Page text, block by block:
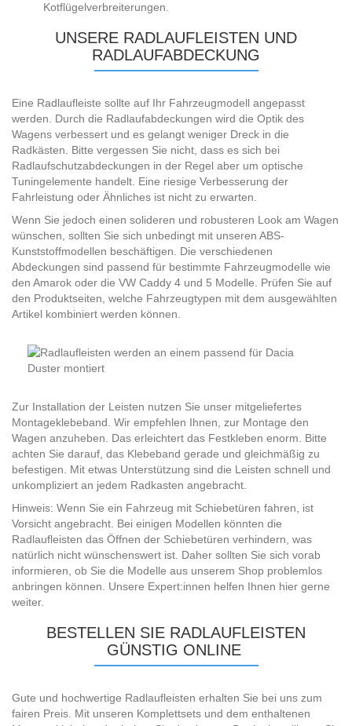
Kotflügelverbreiterungen.
UNSERE RADLAUFLEISTEN UND
RADLAUFABDECKUNG
Eine Radlaufleiste sollte auf Ihr Fahrzeugmodell angepasst
werden. Durch die Radlaufabdeckungen wird die Optik des
Wagens verbessert und es gelangt weniger Dreck in die
Radkästen. Bitte vergessen Sie nicht, dass es sich bei
Radlaufschutzabdeckungen in der Regel aber um optische
Tuningelemente handelt. Eine riesige Verbesserung der
Fahrleistung oder Ähnliches ist nicht zu erwarten.
Wenn Sie jedoch einen solideren und robusteren Look am Wagen
wünschen, sollten Sie sich unbedingt mit unseren ABS-
Kunststoffmodellen beschäftigen. Die verschiedenen
Abdeckungen sind passend für bestimmte Fahrzeugmodelle wie
den Amarok oder die VW Caddy 4 und 5 Modelle. Prüfen Sie auf
den Produktseiten, welche Fahrzeugtypen mit dem ausgewählten
Artikel kombiniert werden können.
Zur Installation der Leisten nutzen Sie unser mitgeliefertes
Montageklebeband. Wir empfehlen Ihnen, zur Montage den
Wagen anzuheben. Das erleichtert das Festkleben enorm. Bitte
achten Sie darauf, das Klebeband gerade und gleichmäßig zu
befestigen. Mit etwas Unterstützung sind die Leisten schnell und
unkompliziert an jedem Radkasten angebracht.
Hinweis: Wenn Sie ein Fahrzeug mit Schiebetüren fahren, ist
Vorsicht angebracht. Bei einigen Modellen könnten die
Radlaufleisten das Öffnen der Schiebetüren verhindern, was
natürlich nicht wünschenswert ist. Daher sollten Sie sich vorab
informieren, ob Sie die Modelle aus unserem Shop problemlos
anbringen können. Unsere Expert:innen helfen Ihnen hier gerne
weiter.
BESTELLEN SIE RADLAUFLEISTEN
GÜNSTIG ONLINE
Gute und hochwertige Radlaufleisten erhalten Sie bei uns zum
fairen Preis. Mit unseren Komplettsets und dem enthaltenen